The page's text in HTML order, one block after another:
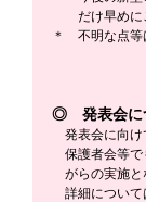
だけ早めに
＊　不明な点
◎　発表会に
発表会に向け
保護者会等で
がらの実施と
詳細について